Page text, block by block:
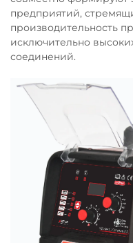
предприятий,
производительность
исключительно
соединений.